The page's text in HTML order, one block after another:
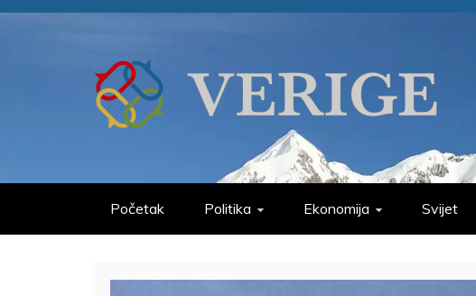
Skip
VERIGE
Početak Politika Ekonomija Svijet